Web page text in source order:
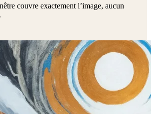
couvre exactement l’image, aucun